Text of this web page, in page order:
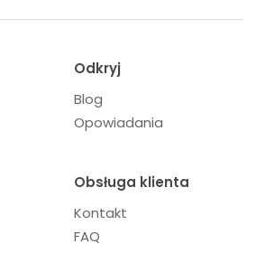
Odkryj
Blog
Opowiadania
Obsługa klienta
Kontakt
FAQ